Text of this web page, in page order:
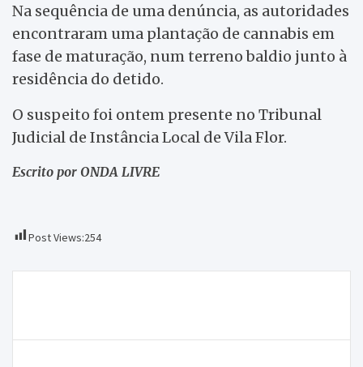
Na sequência de uma denúncia, as autoridades
encontraram uma plantação de cannabis em
fase de maturação, num terreno baldio junto à
residência do detido.
O suspeito foi ontem presente no Tribunal
Judicial de Instância Local de Vila Flor.
Escrito por ONDA LIVRE
Post Views:254
artigos